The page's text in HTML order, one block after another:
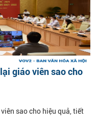
giáo viên sao cho
sao cho hiệu quả, tiết